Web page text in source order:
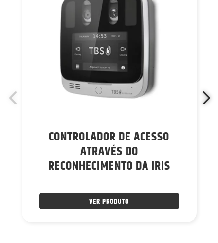
CONTROLADOR DE ACESSO
ATRAVÉS DO
RECONHECIMENTO DA IRIS
VER PRODUTO